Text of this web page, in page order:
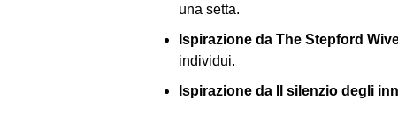
una setta.
Ispirazione da The Stepford
individui.
Ispirazione da Il silenzio degli